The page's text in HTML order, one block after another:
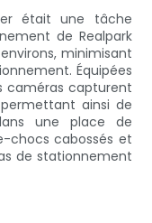
était une tâche
de Realpark
minimisant
Équipées
caméras capturent
ainsi de
une place de
chocs cabossés et
de stationnement